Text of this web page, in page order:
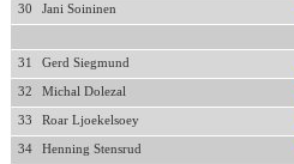
30 Jani Soininen
31 Gerd Siegmund
32 Michal Dolezal
33 Roar Ljoekelsoey
34 Henning Stensrud